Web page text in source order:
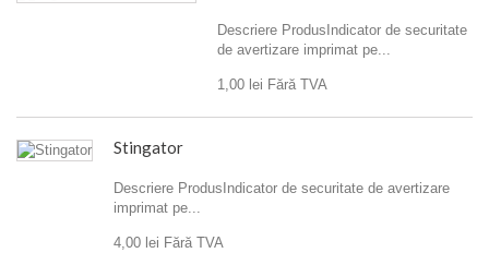
Descriere ProdusIndicator de securitate
de avertizare imprimat pe...
1,00 lei Fără TVA
Stingator
Descriere ProdusIndicator de securitate de avertizare
imprimat pe...
4,00 lei Fără TVA